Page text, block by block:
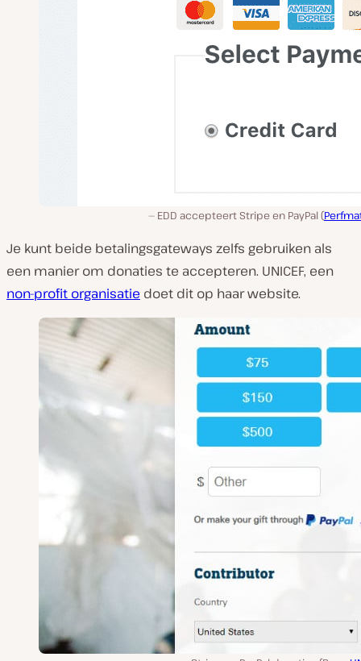
EDD accepteert Stripe en PayPal (
Je kunt beide betalingsgateways zelfs gebruiken als
een manier om donaties te accepteren. UNICEF, een
non-profit organisatie doet dit op haar website.